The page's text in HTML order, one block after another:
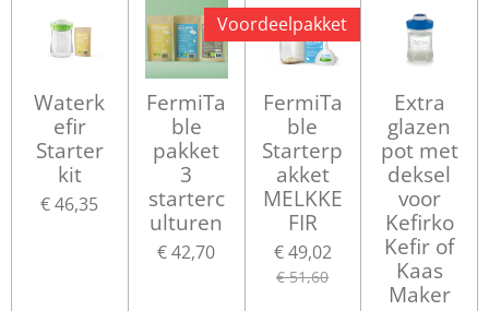
Waterk
efir
Starter
kit
€ 46,35
FermiTa
ble
pakket
3
starterc
ulturen
€ 42,70
Voordeelpakket
FermiTa
ble
Starterp
akket
MELKKE
FIR
€ 49,02
€ 51,60
Extra
glazen
pot met
deksel
voor
Kefirko
Kefir of
Kaas
Maker